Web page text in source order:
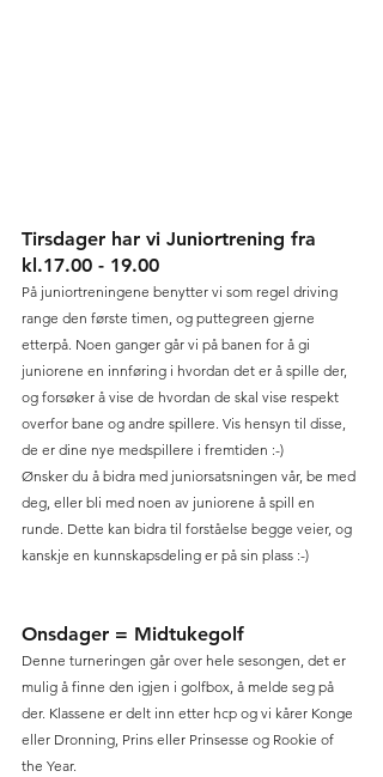
Tirsdager har vi Juniortrening fra
kl.17.00 - 19.00
På juniortreningene benytter vi som regel driving
range den første timen, og puttegreen gjerne
etterpå. Noen ganger går vi på banen for å gi
juniorene en innføring i hvordan det er å spille der,
og forsøker å vise de hvordan de skal vise respekt
overfor bane og andre spillere. Vis hensyn til disse,
de er dine nye medspillere i fremtiden :-)
Ønsker du å bidra med juniorsatsningen vår, be med
deg, eller bli med noen av juniorene å spill en
runde. Dette kan bidra til forståelse begge veier, og
kanskje en kunnskapsdeling er på sin plass :-)
Onsdager = Midtukegolf
Denne turneringen går over hele sesongen, det er
mulig å finne den igjen i golfbox, å melde seg på
der. Klassene er delt inn etter hcp og vi kårer Konge
eller Dronning, Prins eller Prinsesse og Rookie of
the Year.